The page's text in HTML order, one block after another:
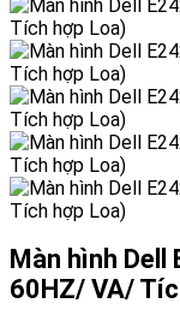
Màn hình
60HZ/ VA/